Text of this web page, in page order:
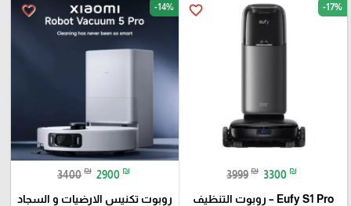
favorite_border -17%
3999 ₪ 3300 ₪
Eufy S1 Pro – روبوت التنظيف
favorite_border -14%
3400 ₪ 2900 ₪
روبوت تكنيس الارضيات و السجاد